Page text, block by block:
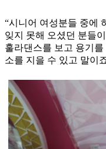
“시니어 여성분들 중에
잊지 못해 오셨던 분들
훌라댄스를 보고 용기를
소를 지을 수 있고 말이